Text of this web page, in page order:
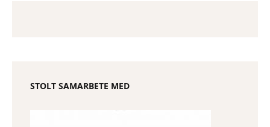
STOLT SAMARBETE MED